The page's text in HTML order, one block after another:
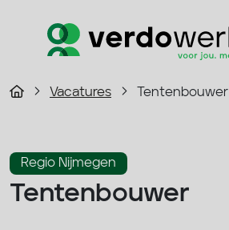
Vacatures Tentenbouwer
Regio Nijmegen
Tentenbouwer